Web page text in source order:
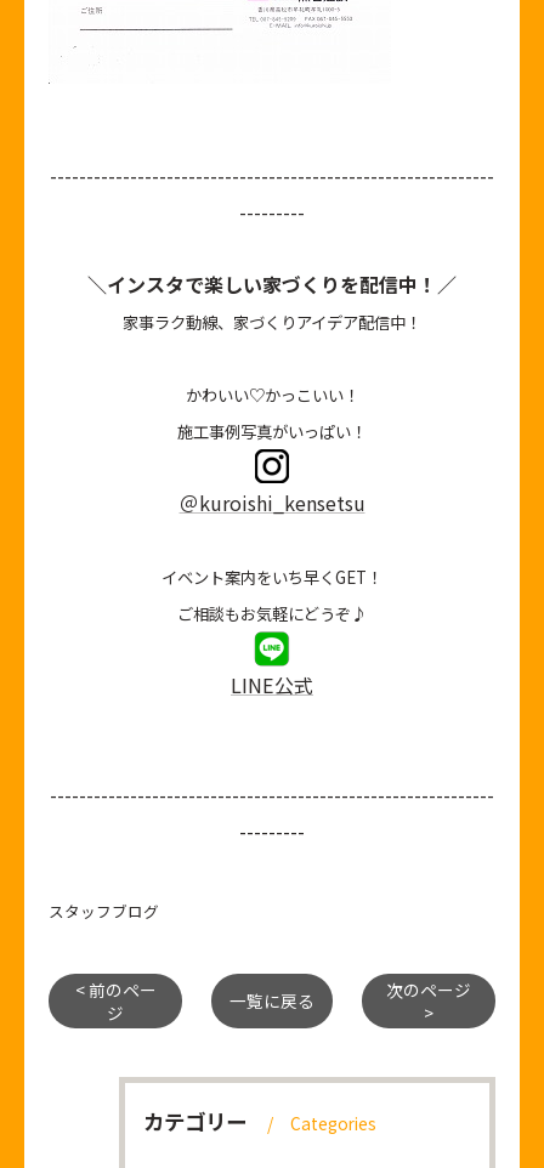
-------------------------------------------------------------
---------
＼インスタで楽しい家づくりを配信中！／
家事ラク動線、家づくりアイデア配信中！
かわいい♡かっこいい！
施工事例写真がいっぱい！
＠kuroishi_kensetsu
イベント案内をいち早くGET！
ご相談もお気軽にどうぞ♪
LINE公式
-------------------------------------------------------------
---------
スタッフブログ
< 前のペー
ジ
一覧に戻る
次のページ
>
カテゴリー Categories